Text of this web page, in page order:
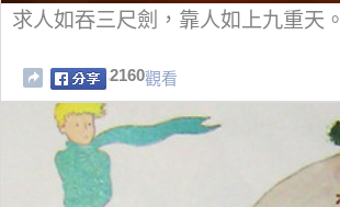
求人如吞三尺劍，靠人如上九重天。
2160觀看